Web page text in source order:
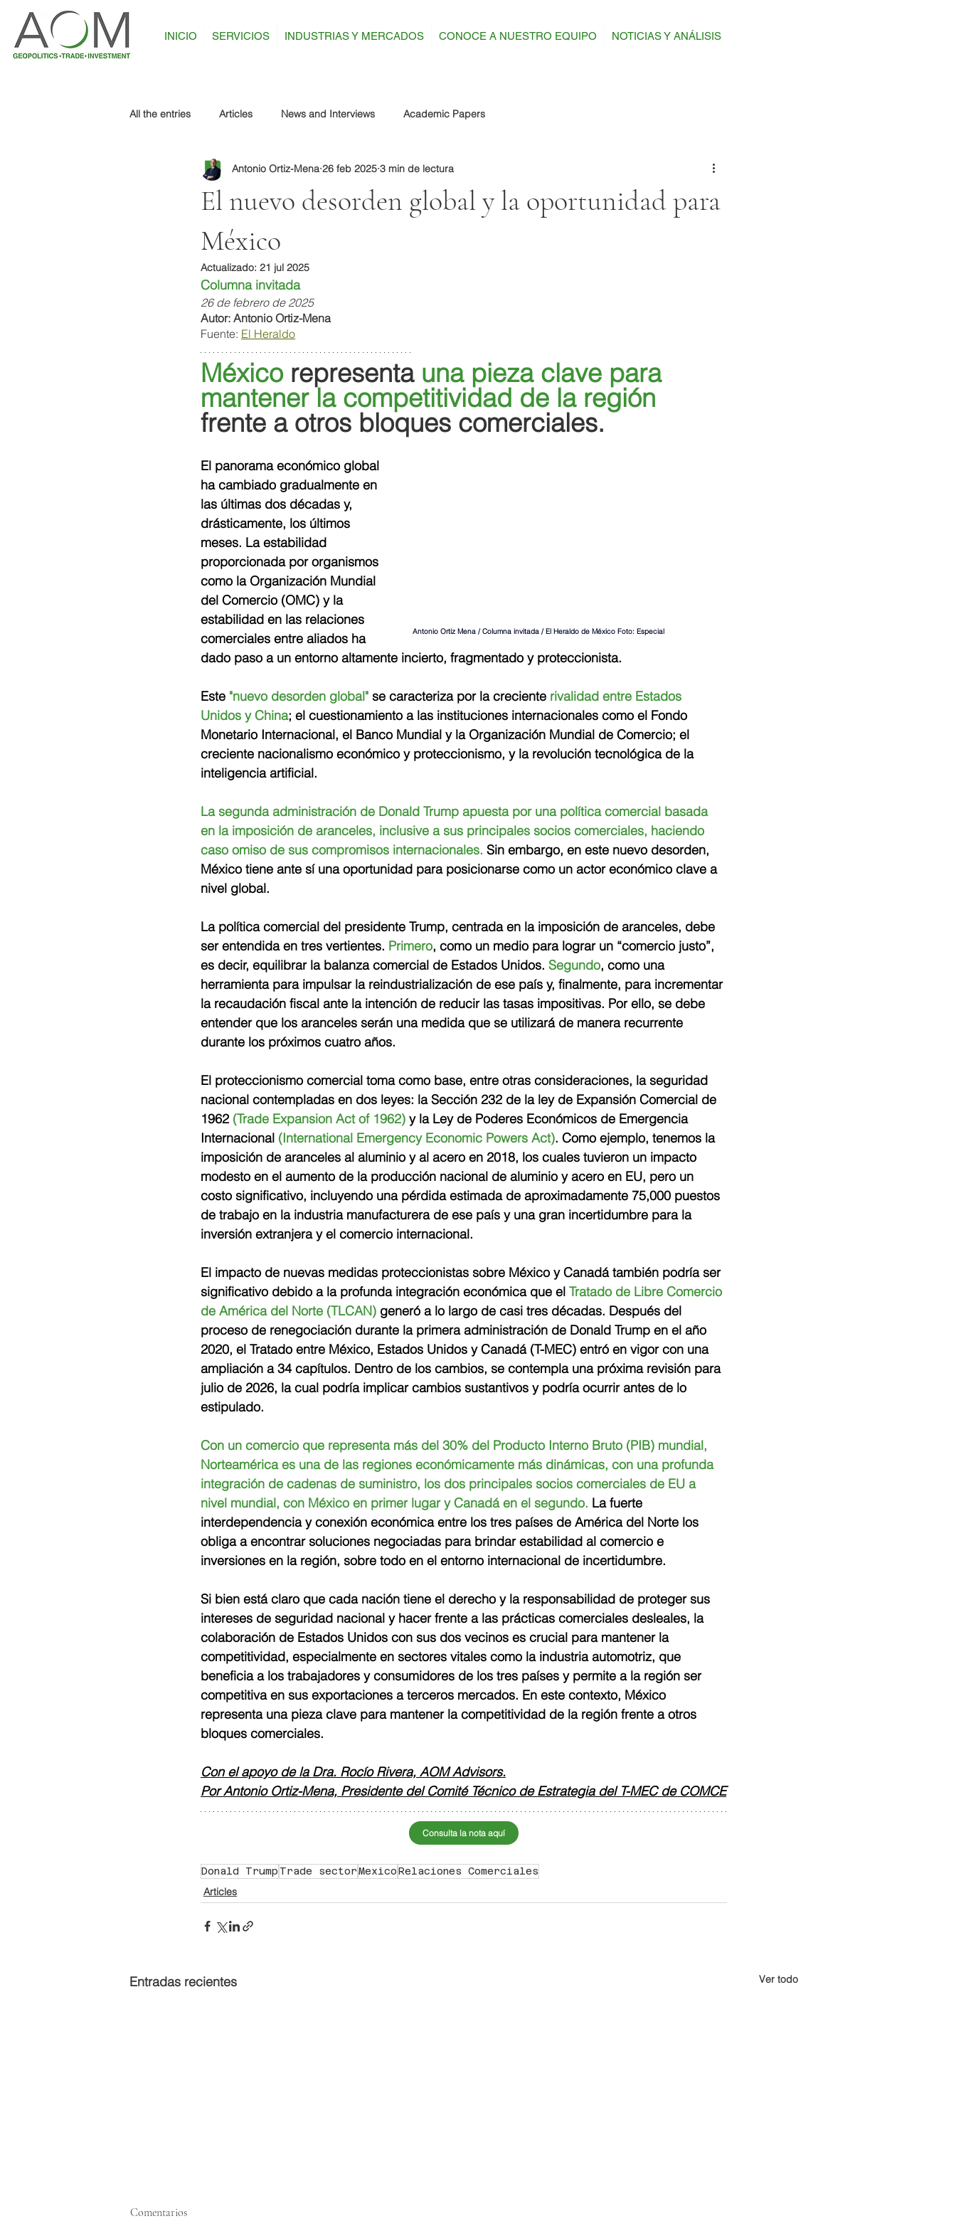
INICIO SERVICIOS INDUSTRIAS Y MERCADOS CONOCE A NUESTRO EQUIPO NOTICIAS Y ANÁLISIS
All the entries Articles News and Interviews Academic Papers
El nuevo desorden global y la oportunidad para
México
Antonio Ortiz-Mena 26 feb 2025 3 min de lectura
Actualizado: 21 jul 2025
Columna invitada
26 de febrero de 2025
Autor: Antonio Ortiz-Mena
Fuente: El Heraldo
México representa una pieza clave para
mantener la competitividad de la región
frente a otros bloques comerciales.
Antonio Ortiz Mena / Columna invitada / El Heraldo de México Foto: Especial
El panorama económico global
ha cambiado gradualmente en
las últimas dos décadas y,
drásticamente, los últimos
meses. La estabilidad
proporcionada por organismos
como la Organización Mundial
del Comercio (OMC) y la
estabilidad en las relaciones
comerciales entre aliados ha
dado paso a un entorno altamente incierto, fragmentado y proteccionista.
Este "nuevo desorden global" se caracteriza por la creciente rivalidad entre Estados
Unidos y China; el cuestionamiento a las instituciones internacionales como el Fondo
Monetario Internacional, el Banco Mundial y la Organización Mundial de Comercio; el
creciente nacionalismo económico y proteccionismo, y la revolución tecnológica de la
inteligencia artificial.
La segunda administración de Donald Trump apuesta por una política comercial basada
en la imposición de aranceles, inclusive a sus principales socios comerciales, haciendo
caso omiso de sus compromisos internacionales. Sin embargo, en este nuevo desorden,
México tiene ante sí una oportunidad para posicionarse como un actor económico clave a
nivel global.
La política comercial del presidente Trump, centrada en la imposición de aranceles, debe
ser entendida en tres vertientes. Primero, como un medio para lograr un “comercio justo”,
es decir, equilibrar la balanza comercial de Estados Unidos. Segundo, como una
herramienta para impulsar la reindustrialización de ese país y, finalmente, para incrementar
la recaudación fiscal ante la intención de reducir las tasas impositivas. Por ello, se debe
entender que los aranceles serán una medida que se utilizará de manera recurrente
durante los próximos cuatro años.
El proteccionismo comercial toma como base, entre otras consideraciones, la seguridad
nacional contempladas en dos leyes: la Sección 232 de la ley de Expansión Comercial de
1962 (Trade Expansion Act of 1962) y la Ley de Poderes Económicos de Emergencia
Internacional (International Emergency Economic Powers Act). Como ejemplo, tenemos la
imposición de aranceles al aluminio y al acero en 2018, los cuales tuvieron un impacto
modesto en el aumento de la producción nacional de aluminio y acero en EU, pero un
costo significativo, incluyendo una pérdida estimada de aproximadamente 75,000 puestos
de trabajo en la industria manufacturera de ese país y una gran incertidumbre para la
inversión extranjera y el comercio internacional.
El impacto de nuevas medidas proteccionistas sobre México y Canadá también podría ser
significativo debido a la profunda integración económica que el Tratado de Libre Comercio
de América del Norte (TLCAN) generó a lo largo de casi tres décadas. Después del
proceso de renegociación durante la primera administración de Donald Trump en el año
2020, el Tratado entre México, Estados Unidos y Canadá (T-MEC) entró en vigor con una
ampliación a 34 capítulos. Dentro de los cambios, se contempla una próxima revisión para
julio de 2026, la cual podría implicar cambios sustantivos y podría ocurrir antes de lo
estipulado.
Con un comercio que representa más del 30% del Producto Interno Bruto (PIB) mundial,
Norteamérica es una de las regiones económicamente más dinámicas, con una profunda
integración de cadenas de suministro, los dos principales socios comerciales de EU a
nivel mundial, con México en primer lugar y Canadá en el segundo. La fuerte
interdependencia y conexión económica entre los tres países de América del Norte los
obliga a encontrar soluciones negociadas para brindar estabilidad al comercio e
inversiones en la región, sobre todo en el entorno internacional de incertidumbre.
Si bien está claro que cada nación tiene el derecho y la responsabilidad de proteger sus
intereses de seguridad nacional y hacer frente a las prácticas comerciales desleales, la
colaboración de Estados Unidos con sus dos vecinos es crucial para mantener la
competitividad, especialmente en sectores vitales como la industria automotriz, que
beneficia a los trabajadores y consumidores de los tres países y permite a la región ser
competitiva en sus exportaciones a terceros mercados. En este contexto, México
representa una pieza clave para mantener la competitividad de la región frente a otros
bloques comerciales.
Con el apoyo de la Dra. Rocío Rivera, AOM Advisors.
Por Antonio Ortiz-Mena, Presidente del Comité Técnico de Estrategia del T-MEC de COMCE
Consulta la nota aquí
Donald Trump Trade sectorMexicoRelaciones Comerciales
Articles
Entradas recientes Ver todo
Comentarios